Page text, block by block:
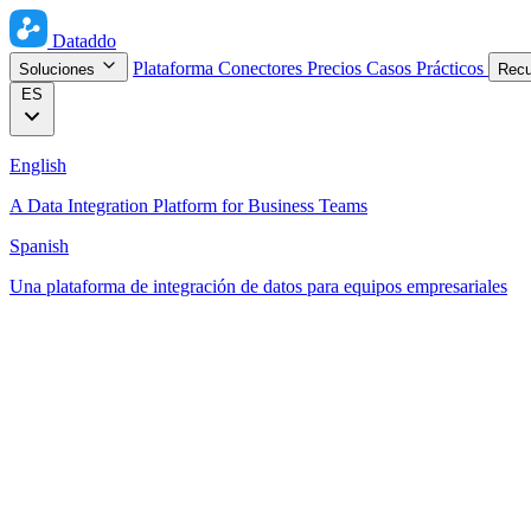
Dataddo
Soluciones Plataforma Conectores Precios Casos Prácticos
ES
English
A Data Integration Platform for Business Teams
Spanish
Una plataforma de integración de datos para equipos empresariales